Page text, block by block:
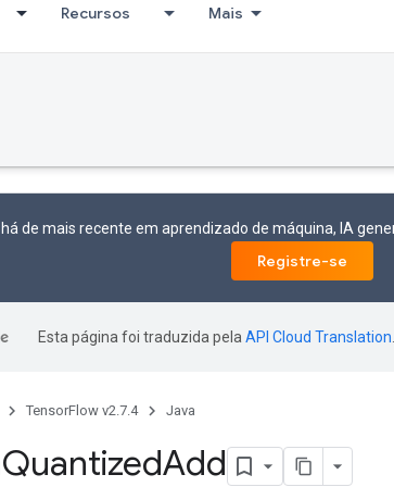
Recursos Mais
de mais recente em aprendizado de máquina, IA
Registre-se
Esta página foi traduzida pela API Cloud Translation
TensorFlow v2.7.4 Java
QuantizedAdd